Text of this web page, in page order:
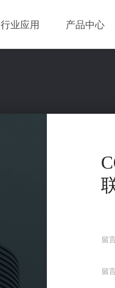
行业应用 产品中心
留
留